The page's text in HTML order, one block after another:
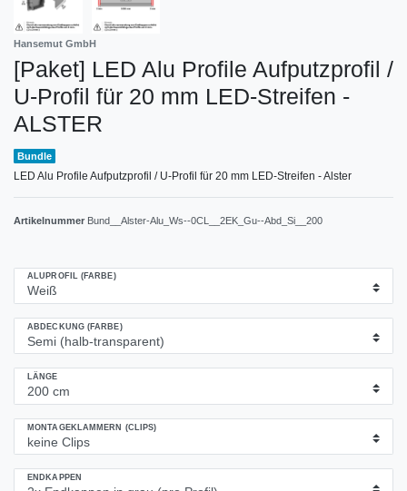
Hansemut GmbH
[Paket] LED Alu Profile Aufputzprofil /
U-Profil für 20 mm LED-Streifen -
ALSTER
Bundle
LED Alu Profile Aufputzprofil / U-Profil für 20 mm LED-Streifen - Alster
Artikelnummer Bund__Alster-Alu_Ws--0CL__2EK_Gu--Abd_Si__200
ALUPROFIL (FARBE)
ABDECKUNG (FARBE)
LÄNGE
MONTAGEKLAMMERN (CLIPS)
ENDKAPPEN